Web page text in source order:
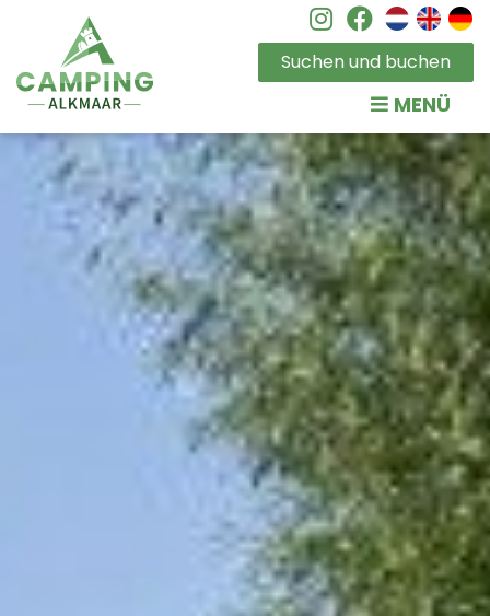
MENÜ
Instagram
Facebook
Suchen und buchen